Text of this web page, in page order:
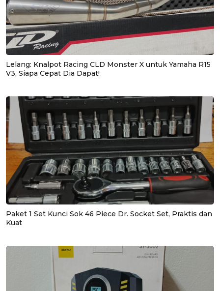
Lelang: Knalpot Racing CLD Monster X untuk Yamaha R15
V3, Siapa Cepat Dia Dapat!
Paket 1 Set Kunci Sok 46 Piece Dr. Socket Set, Praktis dan
Kuat